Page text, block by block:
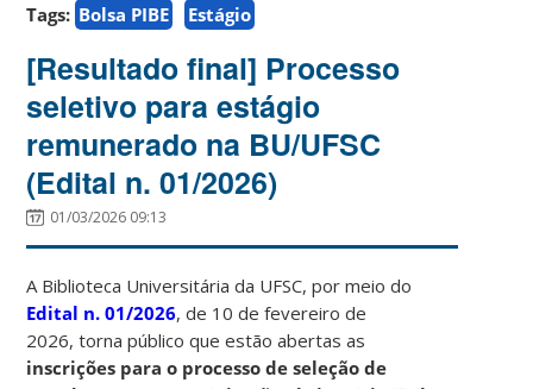
Tags: Bolsa PIBE Estágio
[Resultado final] Processo
seletivo para estágio
remunerado na BU/UFSC
(Edital n. 01/2026)
01/03/2026 09:13
A Biblioteca Universitária da UFSC, por meio do
Edital n. 01/2026, de 10 de fevereiro de
2026, torna público que estão abertas as
inscrições para o processo de seleção de